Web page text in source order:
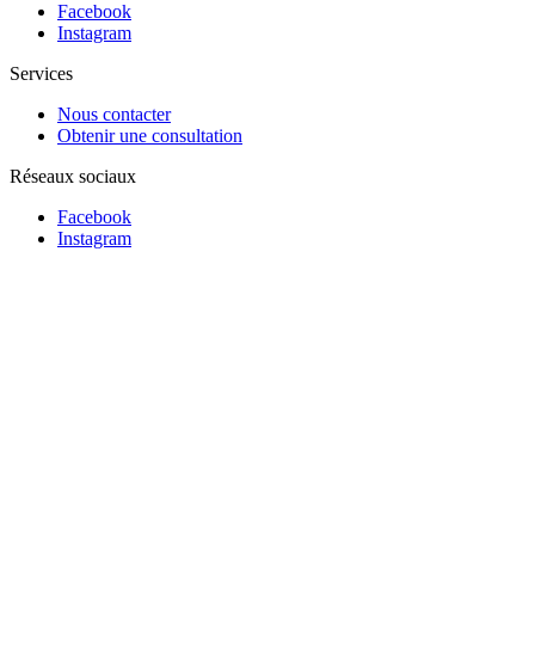
Facebook
Instagram
Services
Nous contacter
Obtenir une consultation
Réseaux sociaux
Facebook
Instagram